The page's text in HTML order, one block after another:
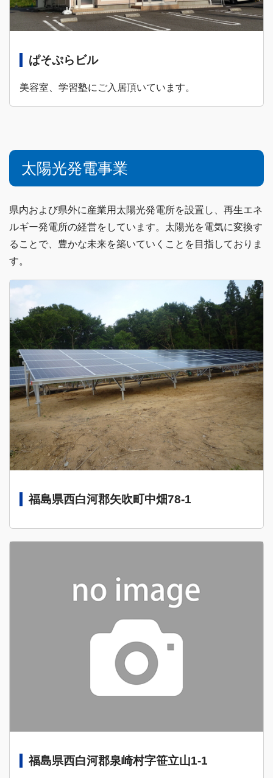
ぱそぷらビル
美容室、学習塾にご入居頂いています。
太陽光発電事業
県内および県外に産業用太陽光発電所を設置し、再生エネ
ルギー発電所の経営をしています。太陽光を電気に変換す
ることで、豊かな未来を築いていくことを目指しておりま
す。
福島県西白河郡矢吹町中畑78-1
福島県西白河郡泉崎村字笹立山1-1